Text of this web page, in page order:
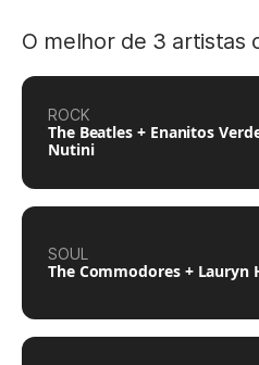
O melhor de 3 artistas
ROCK
The Beatles + Enanitos
Nutini
SOUL
The Commodores + Lauryn